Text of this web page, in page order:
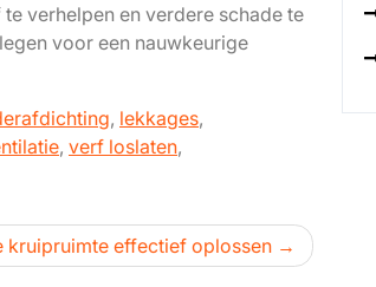
verhelpen en verdere schade te
voor een nauwkeurige
, lekkages,
, verf loslaten,
kruipruimte effectief oplossen